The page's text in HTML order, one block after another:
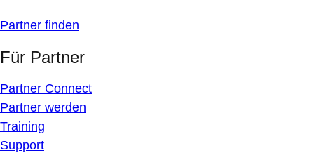
Partner finden
Für Partner
Partner Connect
Partner werden
Training
Support